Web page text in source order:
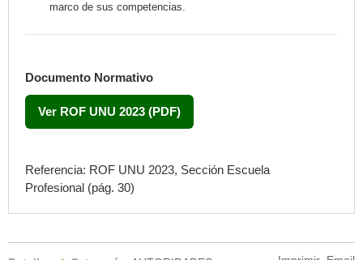
marco de sus competencias.
Documento Normativo
Ver ROF UNU 2023 (PDF)
Referencia: ROF UNU 2023, Sección Escuela
Profesional (pág. 30)